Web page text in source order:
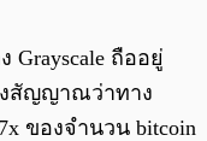
Grayscale ถืออยู่
สัญญาณว่าทาง
ของจำนวน bitcoin